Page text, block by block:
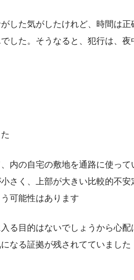
した気がしたけれど、時間は
した。そうなると、犯行は、夜
内の自宅の敷地を通路に使って
さく、上部が大きい比較的不
可能性はあります
る目的はないでしょうから心
なる証拠が残されてていました